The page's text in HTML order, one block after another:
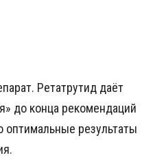
Ретатрутид даёт
до конца рекомендаций
оптимальные результаты